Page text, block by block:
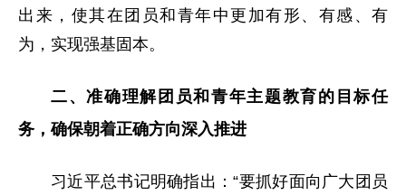
出来，使其在团员和青年中更加有形、有感、有
为，实现强基固本。
二、准确理解团员和青年主题教育的目标任
务，确保朝着正确方向深入推进
习近平总书记明确指出：“要抓好面向广大团员